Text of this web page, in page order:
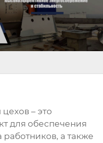
цехов – это
для обеспечения
а также